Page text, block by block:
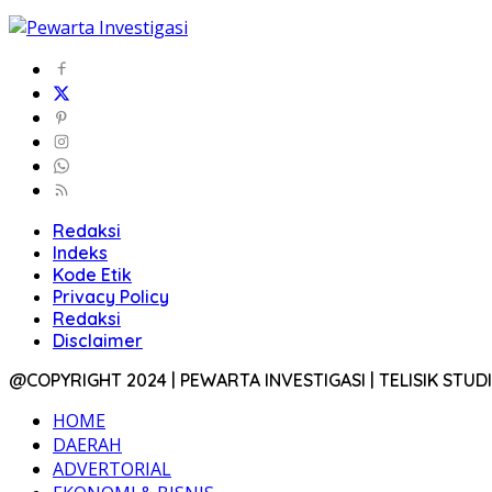
Redaksi
Indeks
Kode Etik
Privacy Policy
Redaksi
Disclaimer
@COPYRIGHT 2024 | PEWARTA INVESTIGASI | TELISIK
HOME
DAERAH
ADVERTORIAL